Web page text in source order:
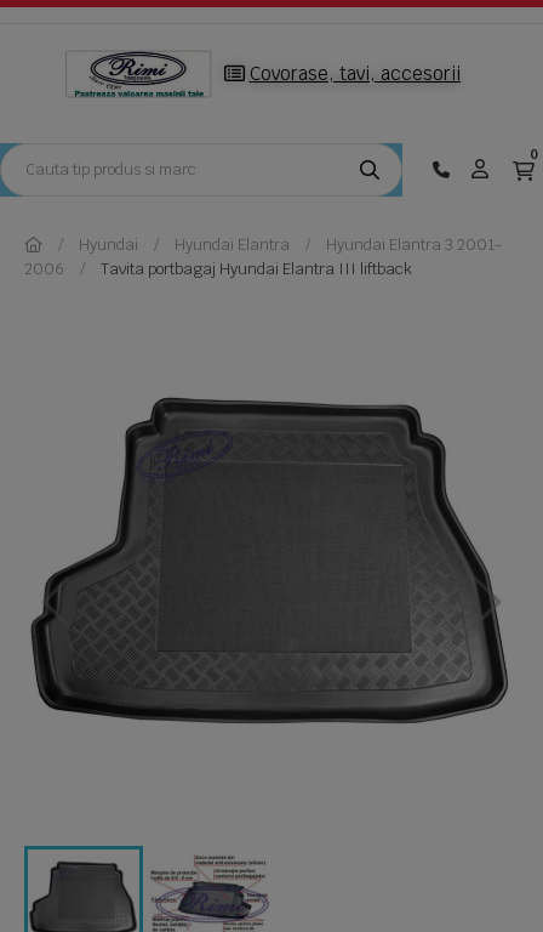
Covorase, tavi, accesorii
0
Hyundai Hyundai Elantra
Hyundai Elantra 3 2001-
2006
Tavita portbagaj Hyundai Elantra III liftback